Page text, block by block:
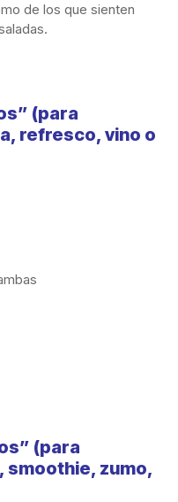
de los que sienten
(para
refresco, vino o
(para
smoothie, zumo,